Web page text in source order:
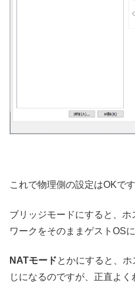
これで物理側の設定はOKです
ブリッジモードにすると、ホ
ワークをそのままゲストOS
NATモードとかにすると、ホ
じになるのですが、正直よく